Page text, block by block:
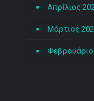
Απρίλιος
Μάρτιος